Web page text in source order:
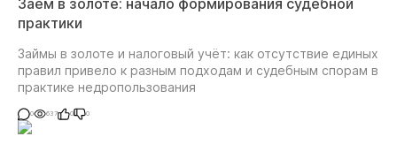
практики
Займы в золоте и налоговый учёт: как отсутствие единых
правил привело к разным подходам и судебным спорам в
практике недропользования
0 637 0 0